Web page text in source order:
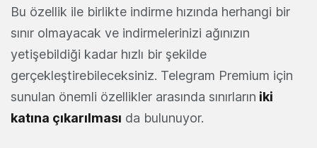
Bu özellik ile birlikte indirme hızında herhangi bir
sınır olmayacak ve indirmelerinizi ağınızın
yetişebildiği kadar hızlı bir şekilde
gerçekleştirebileceksiniz. Telegram Premium için
sunulan önemli özellikler arasında sınırların iki
katına çıkarılması da bulunuyor.